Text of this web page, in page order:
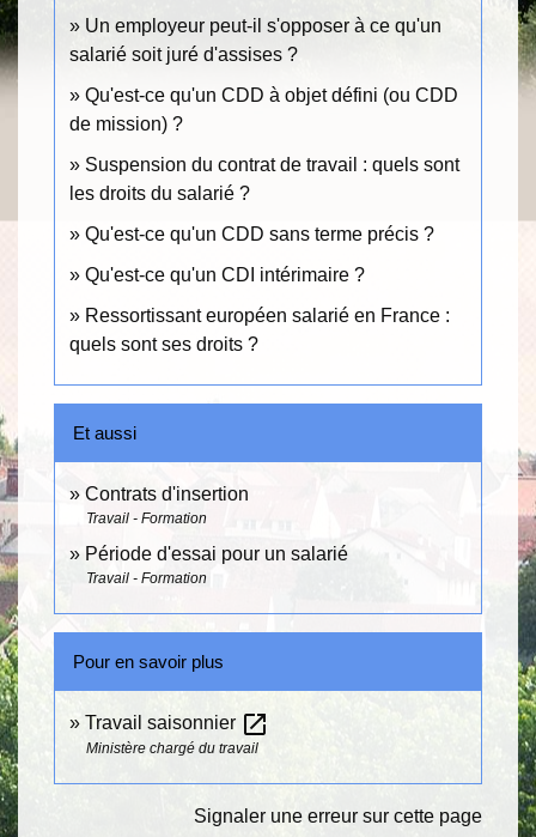
Un employeur peut-il s'opposer à ce qu'un
salarié soit juré d'assises ?
Qu'est-ce qu'un CDD à objet défini (ou CDD
de mission) ?
Suspension du contrat de travail : quels sont
les droits du salarié ?
Qu'est-ce qu'un CDD sans terme précis ?
Qu'est-ce qu'un CDI intérimaire ?
Ressortissant européen salarié en France :
quels sont ses droits ?
Et aussi
Contrats d'insertion
Travail - Formation
Période d'essai pour un salarié
Travail - Formation
Pour en savoir plus
Travail saisonnier open_in_new
Ministère chargé du travail
Signaler une erreur sur cette page